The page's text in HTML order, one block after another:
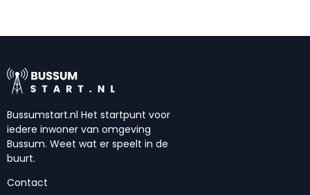
Bussumstart.nl Het startpunt voor
iedere inwoner van omgeving
Bussum. Weet wat er speelt in de
buurt.
Contact